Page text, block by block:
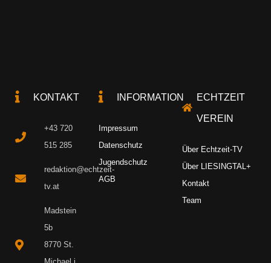
KONTAKT
+43 720
515 285
redaktion@echtzeit-
tv.at
Madstein
5b
8770 St.
INFORMATION
Impressum
Datenschutz
Jugendschutz
AGB
ECHTZEIT
VEREIN
Über Echtzeit-TV
Über LIESINGTAL+
Kontakt
Team